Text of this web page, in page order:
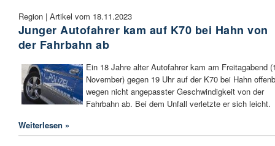
Region | Artikel vom 18.11.2023
Junger Autofahrer kam auf K70 bei Hahn von
der Fahrbahn ab
Ein 18 Jahre alter Autofahrer kam am Freitagabend
November) gegen 19 Uhr auf der K70 bei Hahn
wegen nicht angepasster Geschwindigkeit von der
Fahrbahn ab. Bei dem Unfall verletzte er sich leicht.
Weiterlesen »